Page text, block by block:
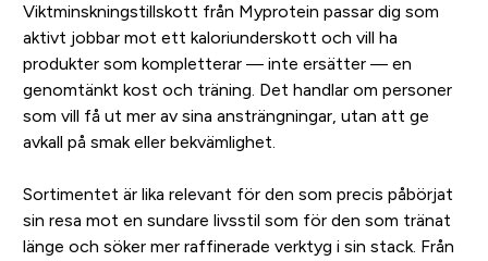
Viktminskningstillskott från Myprotein passar dig som
aktivt jobbar mot ett kaloriunderskott och vill ha
produkter som kompletterar — inte ersätter — en
genomtänkt kost och träning. Det handlar om personer
som vill få ut mer av sina ansträngningar, utan att ge
avkall på smak eller bekvämlighet.
Sortimentet är lika relevant för den som precis påbörjat
sin resa mot en sundare livsstil som för den som tränat
länge och söker mer raffinerade verktyg i sin stack. Från